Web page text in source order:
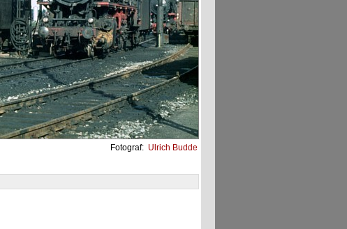
Fotograf: Ulrich Budde